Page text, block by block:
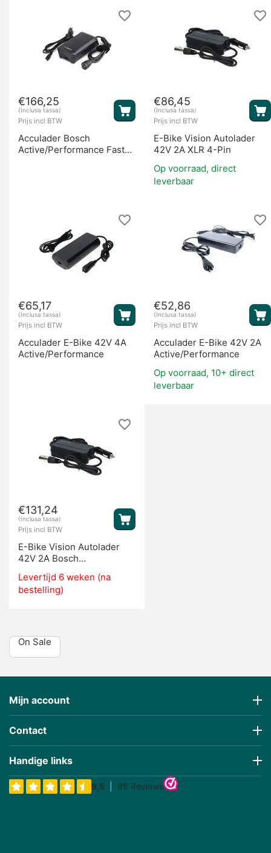
€166,25
(Inclusa tassa)
Prijs incl BTW
Acculader Bosch
Active/Performance Fast
€86,45
(Inclusa tassa)
Prijs incl BTW
E-Bike Vision Autolader
42V 2A XLR 4-Pin
Op voorraad, direct
leverbaar
€65,17
(Inclusa tassa)
Prijs incl BTW
Acculader E-Bike 42V 4A
Active/Performance
€52,86
(Inclusa tassa)
Prijs incl BTW
Acculader E-Bike 42V 2A
Active/Performance
Op voorraad, 10+ direct
leverbaar
€131,24
(Inclusa tassa)
Prijs incl BTW
E-Bike Vision Autolader
42V 2A Bosch
Levertijd 6 weken (na
bestelling)
On Sale
Mijn account
Contact
Handige links